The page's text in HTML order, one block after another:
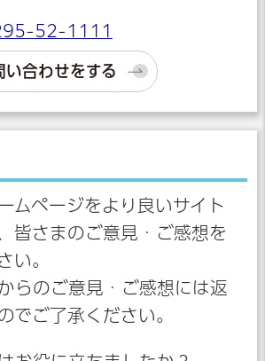
52-1111
い合わせをする
ムページをより良いサイト
皆さまのご意見・ご感想を
い。
らのご意見・ご感想には返
でご了承ください。